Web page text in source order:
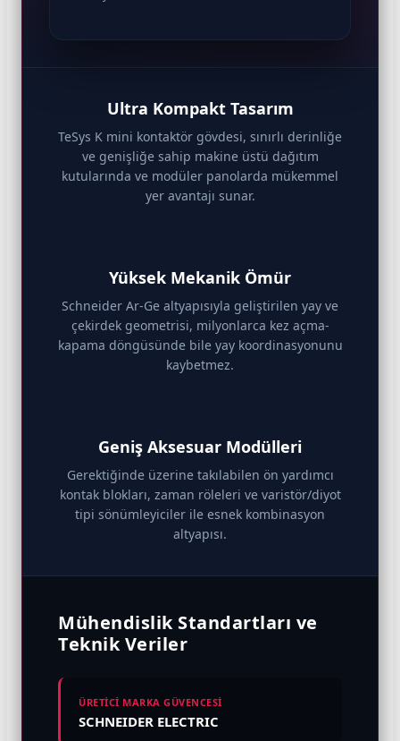
Ultra Kompakt Tasarım
TeSys K mini kontaktör gövdesi, sınırlı derinliğe
ve genişliğe sahip makine üstü dağıtım
kutularında ve modüler panolarda mükemmel
yer avantajı sunar.
Yüksek Mekanik Ömür
Schneider Ar-Ge altyapısıyla geliştirilen yay ve
çekirdek geometrisi, milyonlarca kez açma-
kapama döngüsünde bile yay koordinasyonunu
kaybetmez.
Geniş Aksesuar Modülleri
Gerektiğinde üzerine takılabilen ön yardımcı
kontak blokları, zaman röleleri ve varistör/diyot
tipi sönümleyiciler ile esnek kombinasyon
altyapısı.
Mühendislik Standartları ve
Teknik Veriler
ÜRETİCİ MARKA GÜVENCESİ
SCHNEIDER ELECTRIC